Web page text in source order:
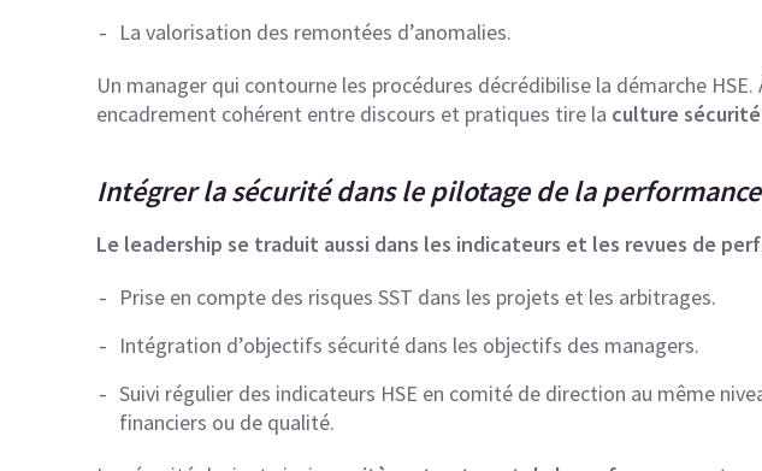
La valorisation des remontées d’anomalies.
Un manager qui contourne les procédures décrédibilise la démarche HSE.
encadrement cohérent entre discours et pratiques tire la culture sécurité
Intégrer la sécurité dans le pilotage de la performance
Le leadership se traduit aussi dans les indicateurs et les revues de
Prise en compte des risques SST dans les projets et les arbitrages.
Intégration d’objectifs sécurité dans les objectifs des managers.
Suivi régulier des indicateurs HSE en comité de direction au même
financiers ou de qualité.